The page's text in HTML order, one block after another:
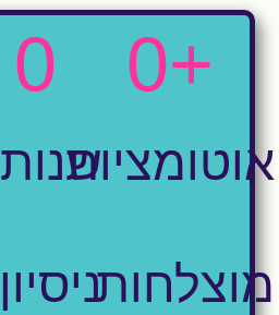
אוטומציות
מוצלחות
+
0
שנות
ניסיון
0